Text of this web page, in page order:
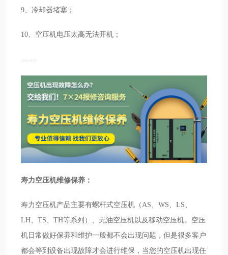
9、冷却器堵塞；
10、空压机电压太高无法开机；
寿力空压机维修保养：
寿力空压机产品主要有螺杆式空压机（AS、WS、LS、
LH、TS、TH等系列）、无油空压机以及移动空压机。空压
机日常做好保养和维护一般都不会出现问题，但是很多客户
都会等到设备出现故障才会进行维保，当您的空压机出现任